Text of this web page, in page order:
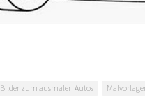
Bilder zum ausmalen Autos